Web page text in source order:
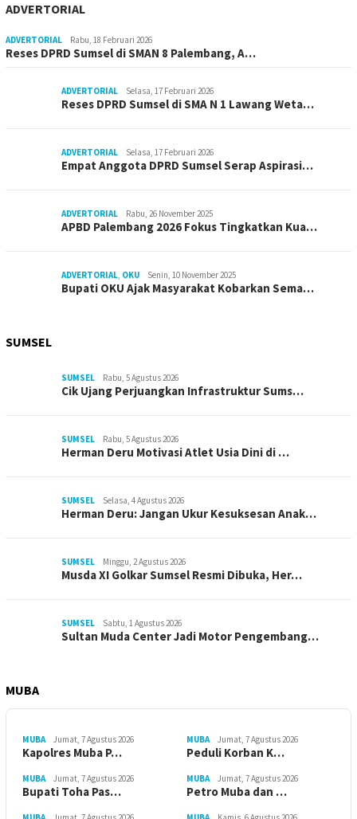
ADVERTORIAL
ADVERTORIAL Rabu, 18 Februari 2026
Reses DPRD Sumsel di SMAN 8 Palembang, A…
ADVERTORIAL Selasa, 17 Februari 2026
Reses DPRD Sumsel di SMA N 1 Lawang Weta…
ADVERTORIAL Selasa, 17 Februari 2026
Empat Anggota DPRD Sumsel Serap Aspirasi…
ADVERTORIAL Rabu, 26 November 2025
APBD Palembang 2026 Fokus Tingkatkan Kua…
ADVERTORIAL, OKU Senin, 10 November 2025
Bupati OKU Ajak Masyarakat Kobarkan Sema…
SUMSEL
SUMSEL Rabu, 5 Agustus 2026
Cik Ujang Perjuangkan Infrastruktur Sums…
SUMSEL Rabu, 5 Agustus 2026
Herman Deru Motivasi Atlet Usia Dini di …
SUMSEL Selasa, 4 Agustus 2026
Herman Deru: Jangan Ukur Kesuksesan Anak…
SUMSEL Minggu, 2 Agustus 2026
Musda XI Golkar Sumsel Resmi Dibuka, Her…
SUMSEL Sabtu, 1 Agustus 2026
Sultan Muda Center Jadi Motor Pengembang…
MUBA
MUBA Jumat, 7 Agustus 2026
Kapolres Muba P…
MUBA Jumat, 7 Agustus 2026
Peduli Korban K…
MUBA Jumat, 7 Agustus 2026
Bupati Toha Pas…
MUBA Jumat, 7 Agustus 2026
Petro Muba dan …